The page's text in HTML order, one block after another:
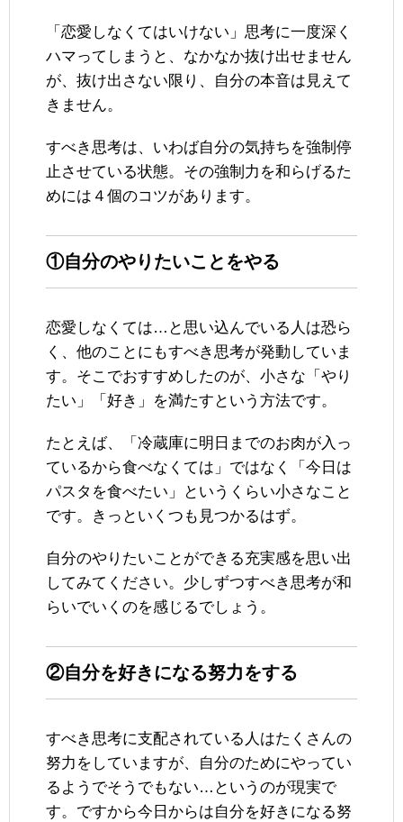
「恋愛しなくてはいけない」思考に一度深く
ハマってしまうと、なかなか抜け出せません
が、抜け出さない限り、自分の本音は見えて
きません。
すべき思考は、いわば自分の気持ちを強制停
止させている状態。その強制力を和らげるた
めには４個のコツがあります。
①自分のやりたいことをやる
恋愛しなくては…と思い込んでいる人は恐ら
く、他のことにもすべき思考が発動していま
す。そこでおすすめしたのが、小さな「やり
たい」「好き」を満たすという方法です。
たとえば、「冷蔵庫に明日までのお肉が入っ
ているから食べなくては」ではなく「今日は
パスタを食べたい」というくらい小さなこと
です。きっといくつも見つかるはず。
自分のやりたいことができる充実感を思い出
してみてください。少しずつすべき思考が和
らいでいくのを感じるでしょう。
②自分を好きになる努力をする
すべき思考に支配されている人はたくさんの
努力をしていますが、自分のためにやってい
るようでそうでもない…というのが現実で
す。ですから今日からは自分を好きになる努